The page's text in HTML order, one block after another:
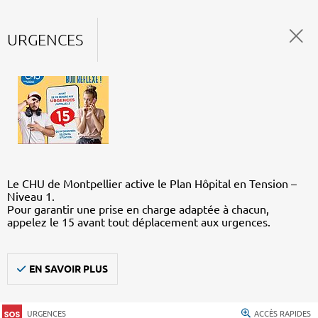
URGENCES
Le CHU de Montpellier active le Plan Hôpital en Tension –
Niveau 1.
Pour garantir une prise en charge adaptée à chacun,
appelez le 15 avant tout déplacement aux urgences.
EN SAVOIR PLUS
URGENCES ACCÈS RAPIDES